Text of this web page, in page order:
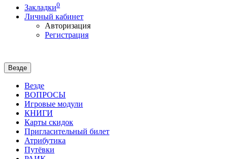
Закладки0
Личный кабинет
Авторизация
Регистрация
Везде
Везде
ВОПРОСЫ
Игровые модули
КНИГИ
Карты скидок
Пригласительный билет
Атрибутика
Путёвки